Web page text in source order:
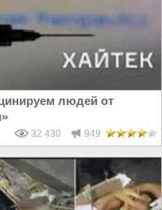
людей от
32 430 949